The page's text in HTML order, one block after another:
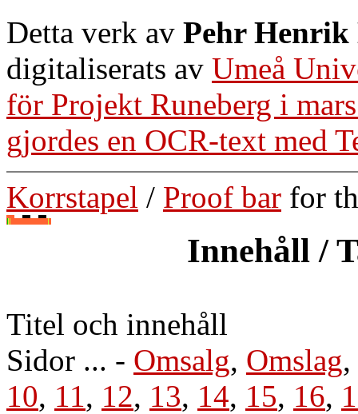
Detta verk av Pehr
digitaliserats av Umeå
för Projekt Runeberg i
gjordes en OCR-text med
Korrstapel / Proof bar for
Innehåll /
Titel och innehåll
Sidor ... - Omsalg, Omslag,
10, 11, 12, 13, 14, 15, 16,